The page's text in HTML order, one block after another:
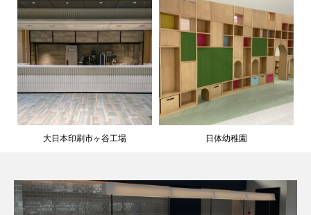
大日本印刷市ヶ谷工場 日体幼稚園